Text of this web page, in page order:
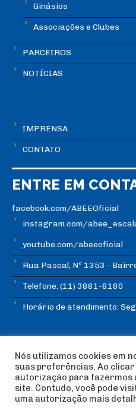
Ginásios
Associações e Clubes
PARCEIROS
NOTÍCIAS
IMPRENSA
CONTATO
ENTRE EM
facebook.com/ABEEOficial
instagram.com/
youtube.com/abeeoficial
Rua Pascal, Nº 1353 -
Telefone: (11) 3881-8180
Horário de atendimento:
© Copyright ABEE |
Esportiva 2018 |
Nós utilizamos cookies em
suas preferências. Ao
autorização para fazermos
site. Contudo, você pode
uma autorização mais